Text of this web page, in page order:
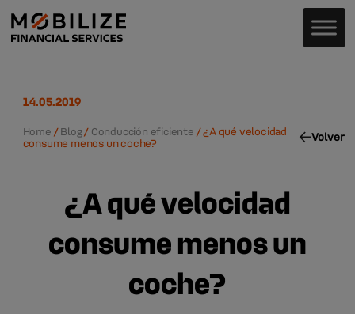
14.05.2019
Home /Blog/ Conducción eficiente /¿A qué velocidad
consume menos un coche?
Volver
¿A qué velocidad
consume menos un
coche?